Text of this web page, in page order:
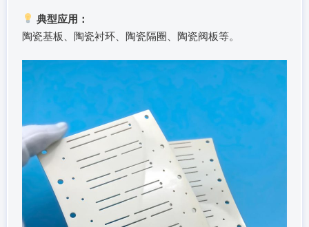
典型应用：
陶瓷基板、陶瓷衬环、陶瓷隔圈、陶瓷阀板等。